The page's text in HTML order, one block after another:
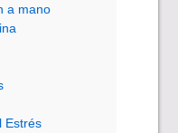
a mano
Estrés